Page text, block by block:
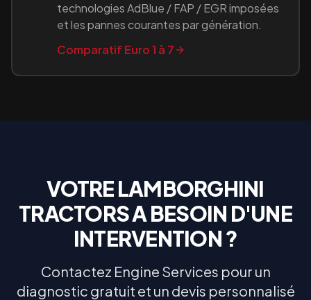
technologies AdBlue / FAP / EGR imposées
et les pannes courantes par génération.
Comparatif Euro 1 à 7
VOTRELAMBORGHINI
TRACTORSA BESOIN D'UNE
INTERVENTION ?
Contactez Engine Services pour un
diagnostic gratuit et un devis personnalisé